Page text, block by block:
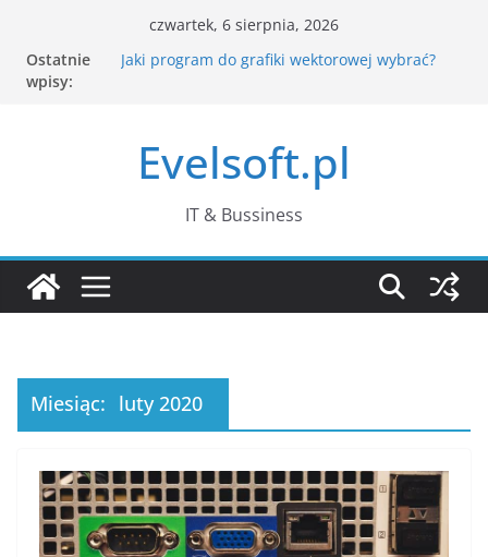
treści
czwartek, 6 sierpnia, 2026
Ostatnie
wpisy:
Jaki program do grafiki wektorowej wybrać?
przyczynę w Menedżerze zadań?
Passkeys – czym są klucze dostępu i czy
Co zamiast WordPada w Windows 11?
Evelsoft.pl
IT & Bussiness
Miesiąc: luty 2020